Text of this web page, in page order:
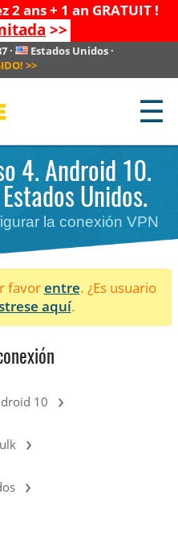
2 ans + 1 an GRATUIT !
>>
· Estados Unidos·
>>
☰
4. Android 10.
Unidos.
la conexión VPN
favorentre. ¿Es usuario
aquí.
10 ›
›
›